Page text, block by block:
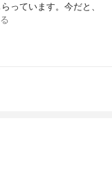
っています。今だと、